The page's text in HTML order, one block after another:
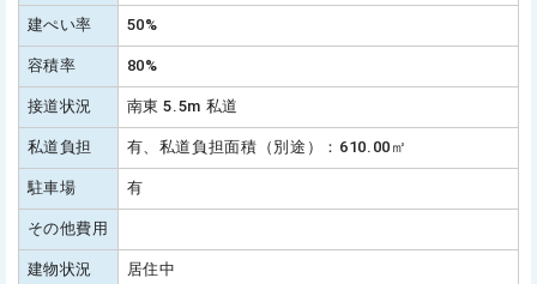
建ぺい率 50%
容積率 80%
接道状況 南東 5.5m 私道
私道負担 有、私道負担面積（別途）：610.00㎡
駐車場 有
その他費用
建物状況 居住中